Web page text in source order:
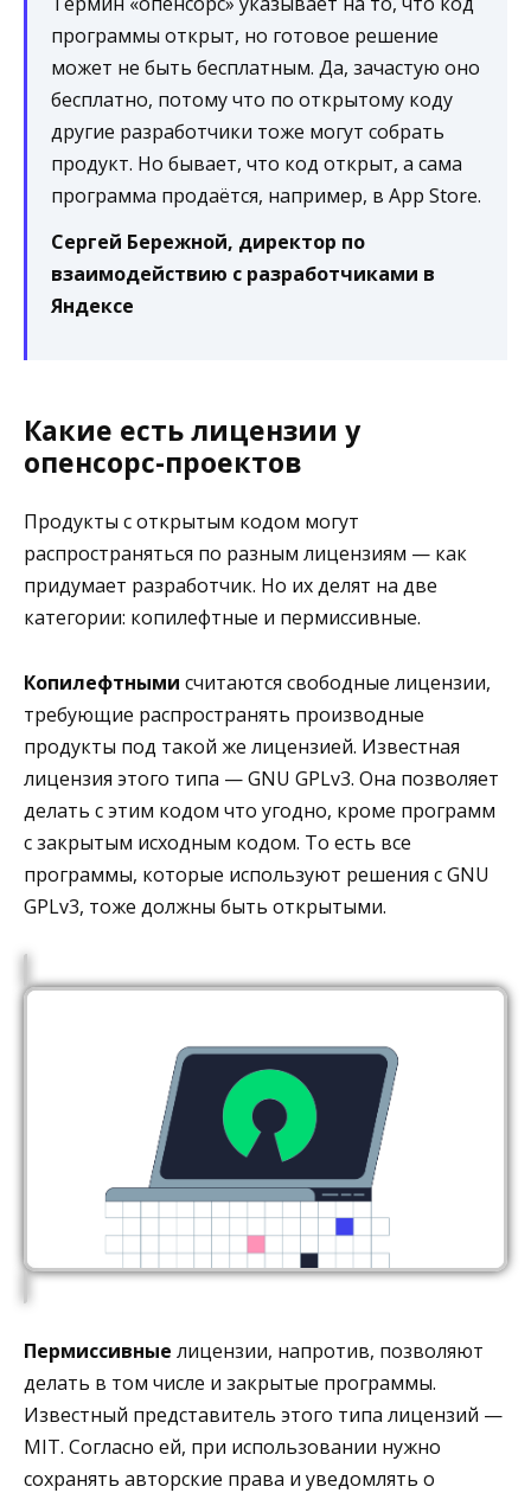
программы открыт, но готовое решение
может не быть бесплатным. Да, зачастую оно
бесплатно, потому что по открытому коду
другие разработчики тоже могут собрать
продукт. Но бывает, что код открыт, а сама
программа продаётся, например, в App Store.
Сергей Бережной, директор по
взаимодействию с разработчиками в
Яндексе
Какие есть лицензии у
опенсорс-проектов
Продукты с открытым кодом могут
распространяться по разным лицензиям — как
придумает разработчик. Но их делят на две
категории: копилефтные и пермиссивные.
Копилефтными считаются свободные лицензии,
требующие распространять производные
продукты под такой же лицензией. Известная
лицензия этого типа — GNU GPLv3. Она позволяет
делать с этим кодом что угодно, кроме программ
с закрытым исходным кодом. То есть все
программы, которые используют решения с GNU
GPLv3, тоже должны быть открытыми.
Пермиссивные лицензии, напротив, позволяют
делать в том числе и закрытые программы.
Известный представитель этого типа лицензий —
MIT. Согласно ей, при использовании нужно
сохранять авторские права и уведомлять о